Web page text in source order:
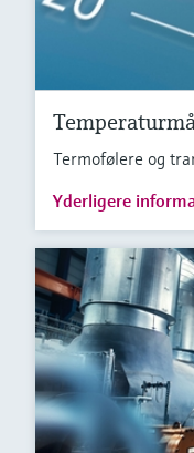
Termofølere og
Yderligere